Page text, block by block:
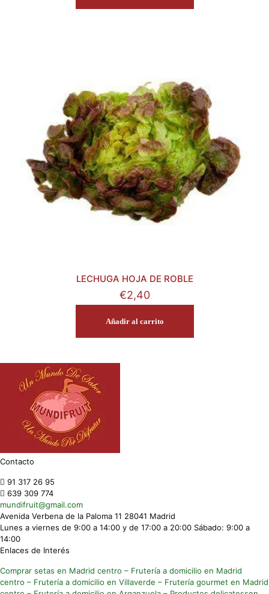
LECHUGA HOJA DE ROBLE
€2,40
Añadir al carrito
Contacto
91 317 26 95
639 309 774
mundifruit@gmail.com
Avenida Verbena de la Paloma 11 28041 Madrid
Lunes a viernes de 9:00 a 14:00 y de 17:00 a 20:00 Sábado: 9:00 a
14:00
Enlaces de Interés
Comprar setas en Madrid centro – Frutería a domicilio en Madrid
centro – Frutería a domicilio en Villaverde – Frutería gourmet en Madrid